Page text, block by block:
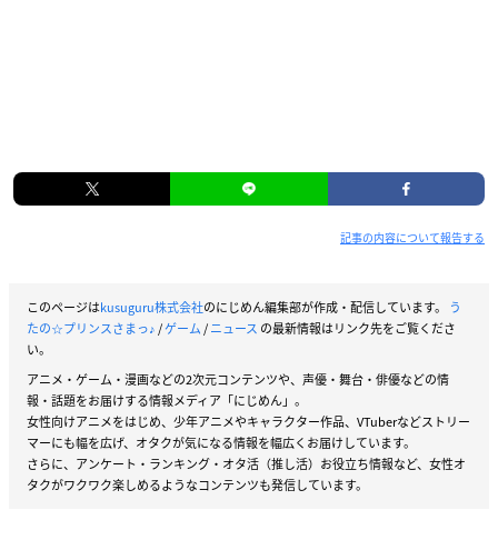
記事の内容について報告する
このページはkusuguru株式会社のにじめん編集部が作成・配信しています。
う
たの☆プリンスさまっ♪/ゲーム/ニュース の最新情報はリンク先をご覧くださ
い。
アニメ・ゲーム・漫画などの2次元コンテンツや、声優・舞台・俳優などの情
報・話題をお届けする情報メディア「にじめん」。
女性向けアニメをはじめ、少年アニメやキャラクター作品、VTuberなどストリー
マーにも幅を広げ、オタクが気になる情報を幅広くお届けしています。
さらに、アンケート・ランキング・オタ活（推し活）お役立ち情報など、女性オ
タクがワクワク楽しめるようなコンテンツも発信しています。